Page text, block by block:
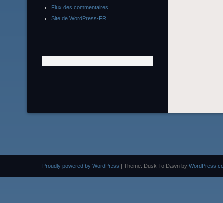
Flux des commentaires
Site de WordPress-FR
Proudly powered by WordPress | Theme: Dusk To Dawn by